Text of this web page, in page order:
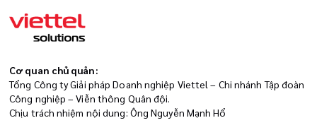
Cơ quan chủ quản:
Tổng Công ty Giải pháp Doanh nghiệp Viettel – Chi nhánh Tập đoàn
Công nghiệp – Viễn thông Quân đội.
Chịu trách nhiệm nội dung: Ông Nguyễn Mạnh Hổ